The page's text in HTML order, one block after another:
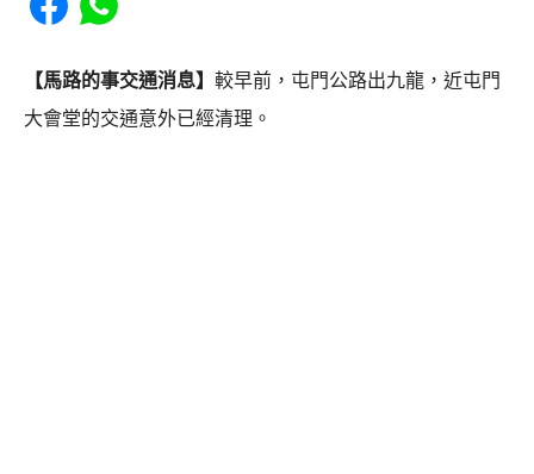
【馬路的事交通消息】 較早前，屯門公路出九龍，近屯門
大會堂的交通意外已經清理。